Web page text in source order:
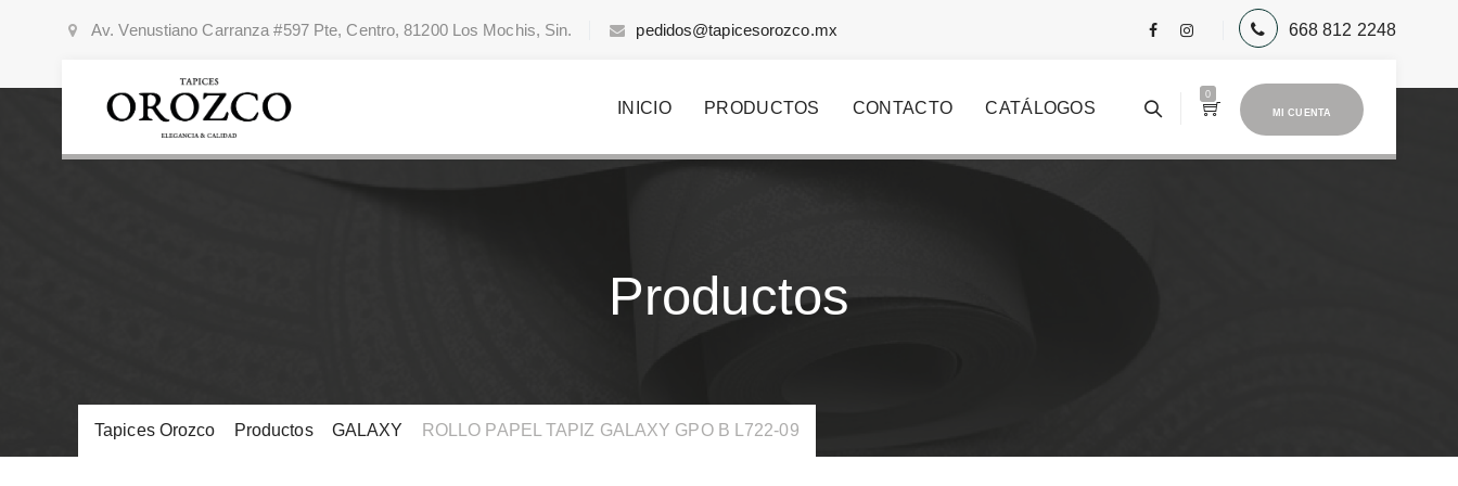
Av. Venustiano Carranza #597 Pte, Centro, 81200 Los Mochis, Sin. pedidos@tapicesorozco.mx 668 812 2248
MI CUENTA
0
INICIO PRODUCTOS CONTACTO CATÁLOGOS
Productos
Tapices Orozco Productos> GALAXY ROLLO PAPEL TAPIZ GALAXY GPO B L722-09